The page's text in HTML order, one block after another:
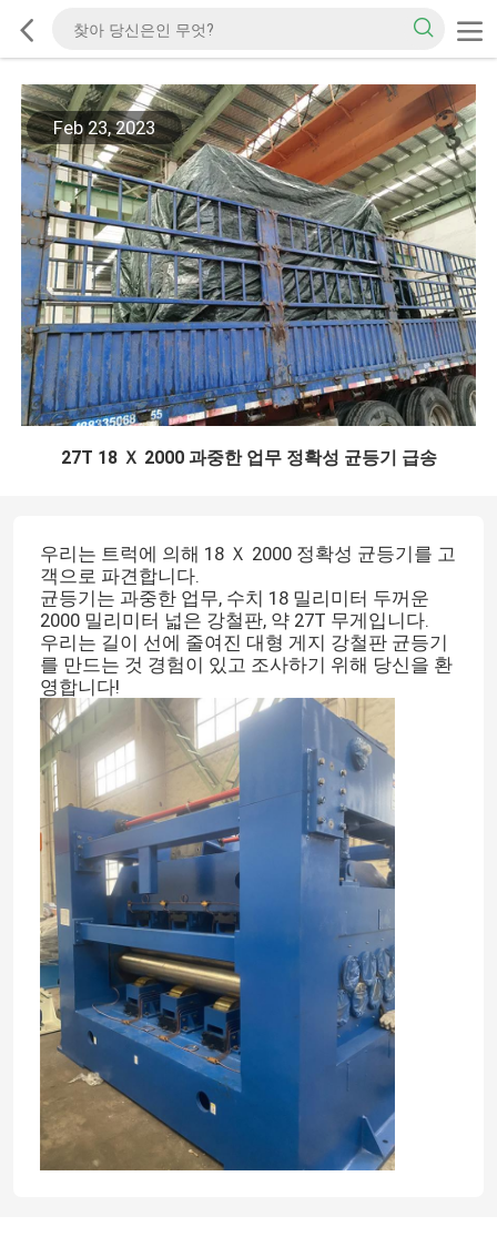
Feb 23, 2023
27T 18 Ｘ 2000 과중한 업무 정확성 균등기 급송
우리는 트럭에 의해 18 Ｘ 2000 정확성 균등기를 고
객으로 파견합니다.
균등기는 과중한 업무, 수치 18 밀리미터 두꺼운
2000 밀리미터 넓은 강철판, 약 27T 무게입니다.
우리는 길이 선에 줄여진 대형 게지 강철판 균등기
를 만드는 것 경험이 있고 조사하기 위해 당신을 환
영합니다!